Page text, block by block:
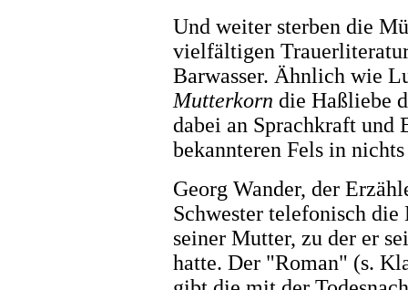
Und weiter sterben die
vielfältigen
Barwasser. Ähnlich wie
Mutterkorn die Haßliebe
dabei an Sprachkraft und
bekannteren Fels in
Georg Wander, der
Schwester telefonisch
seiner Mutter, zu der er
hatte. Der "Roman" (s.